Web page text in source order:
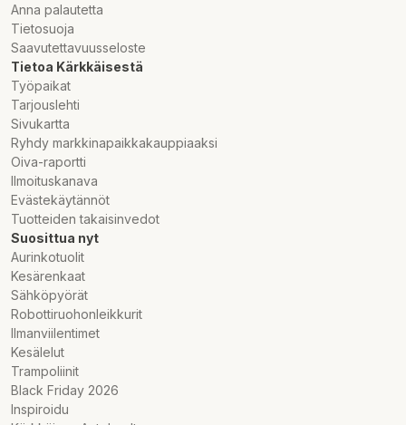
Anna palautetta
Tietosuoja
Saavutettavuusseloste
Tietoa Kärkkäisestä
Työpaikat
Tarjouslehti
Sivukartta
Ryhdy markkinapaikkakauppiaaksi
Oiva-raportti
Ilmoituskanava
Evästekäytännöt
Tuotteiden takaisinvedot
Suosittua nyt
Aurinkotuolit
Kesärenkaat
Sähköpyörät
Robottiruohonleikkurit
Ilmanviilentimet
Kesälelut
Trampoliinit
Black Friday 2026
Inspiroidu